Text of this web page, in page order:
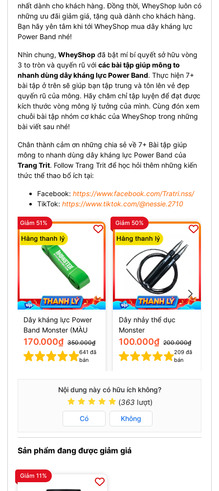
nhất dành cho khách hàng. Đồng thời, WheyShop luôn có
những ưu đãi giảm giá, tặng quà dành cho khách hàng.
Bạn hãy yên tâm khi tới WheyShop mua dây kháng lực
Power Band nhé!
Nhìn chung, WheyShop đã bật mí bí quyết sở hữu vòng
3 to tròn và quyến rũ với các bài tập giúp mông to
nhanh dùng dây kháng lực Power Band. Thực hiện 7+
bài tập ở trên sẽ giúp bạn tập trung và tôn lên vẻ đẹp
quyến rũ của mông. Hãy chăm chỉ tập luyện để đạt được
kích thước vòng mông lý tưởng của mình. Cùng đón xem
chuỗi bài tập nhóm cơ khác của WheyShop trong những
bài viết sau nhé!
Chân thành cảm ơn những chia sẻ về 7+ Bài tập giúp
mông to nhanh dùng dây kháng lực Power Band của
Trang Trit. Follow Trang Trit để học hỏi thêm những kiến
thức thể thao bổ ích tại:
Facebook: https://www.facebook.com/Tratri.nss/
TikTok: https://www.tiktok.com/@nessie.2710
Giảm 51%
Dây kháng lực Power
Band Monster (MÀU
XANH 50-125lbs)
170.000₫ 350.000₫
641 đã
bán
Giảm 50%
Dây nhảy thể dục
Monster
100.000₫ 200.000₫
209 đã
bán
Nội dung này có hữu ích không?
(363 lượt)
Có Không
Sản phẩm đang được giảm giá
Giảm 11%